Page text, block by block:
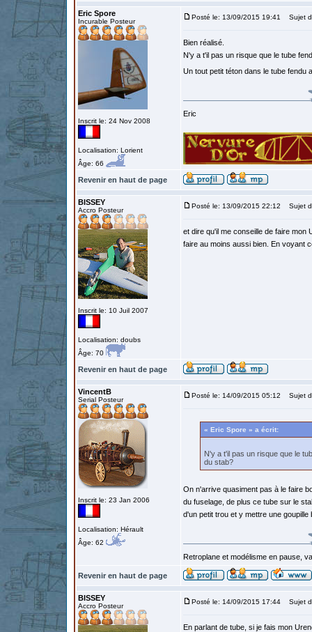
Eric Spore
Incurable Posteur
Inscrit le: 24 Nov 2008
Localisation: Lorient
Âge: 66
Posté le: 13/09/2015 19:41 Sujet
Bien réalisé.
N'y a t'il pas un risque que le tube
Un tout petit téton dans le tube fendu
Eric
Revenir en haut de page
BISSEY
Accro Posteur
Inscrit le: 10 Juil 2007
Localisation: doubs
Âge: 70
Posté le: 13/09/2015 22:12 Sujet
et dire qu'il me conseille de faire mon
faire au moins aussi bien. En voyant
Revenir en haut de page
VincentB
Serial Posteur
Inscrit le: 23 Jan 2006
Localisation: Hérault
Âge: 62
Posté le: 14/09/2015 05:12 Sujet
« Eric Spore » a écrit:
N'y a t'il pas un risque que le
du stab?
On n'arrive quasiment pas à le faire
du fuselage, de plus ce tube sur le
d'un petit trou et y mettre une goupille
Retroplane et modélisme en pause,
Revenir en haut de page
BISSEY
Accro Posteur
Posté le: 14/09/2015 17:44 Sujet
En parlant de tube, si je fais mon